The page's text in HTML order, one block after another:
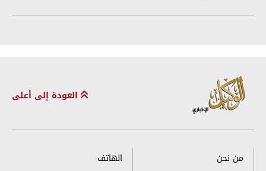
العودة إلى أعلى
من نحن الهاتف